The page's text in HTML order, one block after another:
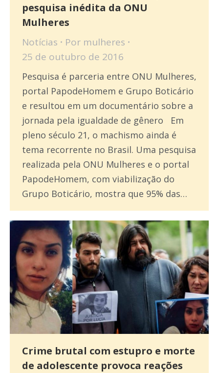
pesquisa inédita da ONU
Mulheres
Notícias Por mulheres
25 de outubro de 2016
Pesquisa é parceria entre ONU Mulheres,
portal PapodeHomem e Grupo Boticário
e resultou em um documentário sobre a
jornada pela igualdade de gênero Em
pleno século 21, o machismo ainda é
tema recorrente no Brasil. Uma pesquisa
realizada pela ONU Mulheres e o portal
PapodeHomem, com viabilização do
Grupo Boticário, mostra que 95% das…
Crime brutal com estupro e morte
de adolescente provoca reações